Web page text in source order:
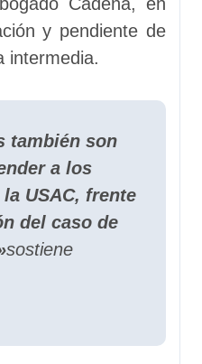
y pendiente de
intermedia.
también son
a los
USAC, frente
del caso de
sostiene